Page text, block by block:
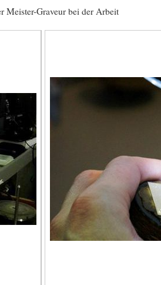
Meister-Graveur bei der Arbeit